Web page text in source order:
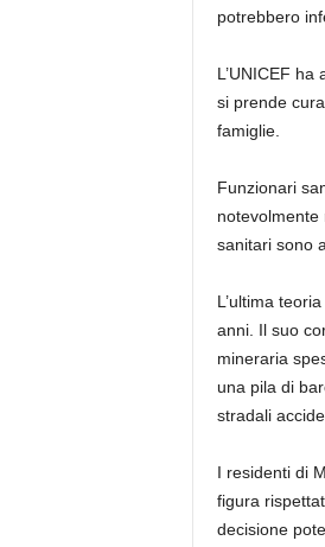
potrebbero
L’UNICEF
si prende
famiglie.
Funzionari
notevolmente
sanitari sono
L’ultima
anni. Il suo
mineraria
una pila di
stradali
I residenti di
figura
decisione